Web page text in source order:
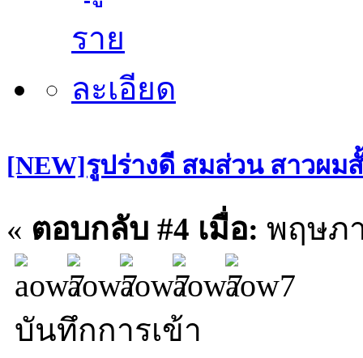
[NEW]รูปร่างดี สมส่วน สาวผม
« ตอบกลับ #4 เมื่อ: พฤษภ
บันทึกการเข้า